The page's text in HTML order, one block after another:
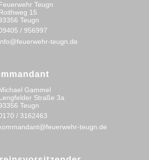
Teugn
15
Teugn
/ 956997
teugn.de
Gammel
Straße 3a
Teugn
/ 3162463
teugn.de